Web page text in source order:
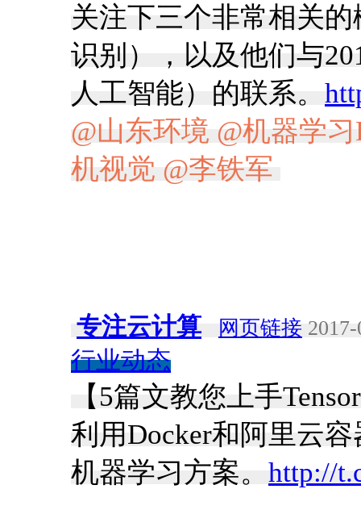
关注下三个非常相关
识别），以及他们与
人工智能）的联系。
@山东环境 @机器学习
机视觉 @李铁军
专注云计算 网页链接
行业动态
【5篇文教您上手
利用Docker和阿里云
机器学习方案。 http://